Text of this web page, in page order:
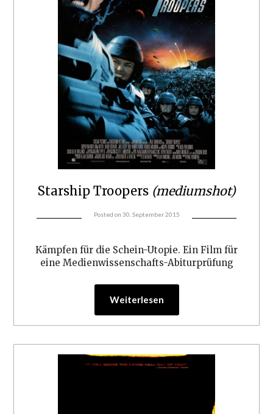
Starship Troopers (mediumshot)
Posted on 30. September 2015
Kämpfen für die Schein-Utopie. Ein Film für
eine Medienwissenschafts-Abiturprüfung
Weiterlesen